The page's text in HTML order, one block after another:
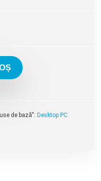
lei.
de bază": Desktop PC